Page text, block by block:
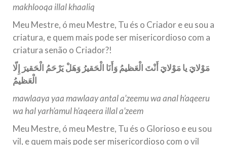
makhlooqa illal khaaliq
Meu Mestre, ó meu Mestre, Tu és o Criador e eu sou a
criatura, e quem mais pode ser misericordioso com a
criatura senão o Criador?!
مَوْلايَ يا مَوْلايَ أَنْتَ الْعَظيمُ وَأَنَا الْحَقيرُ وَهَلْ يَرْحَمُ الْحَقيرَ إِلّا
الْعَظيمُ
mawlaaya yaa mawlaay antal a’zeemu wa anal h’aqeeru
wa hal yarh’amul h’aqeera illal a’zeem
Meu Mestre, ó meu Mestre, Tu és o Glorioso e eu sou
vil, e quem mais pode ser misericordioso com o vil